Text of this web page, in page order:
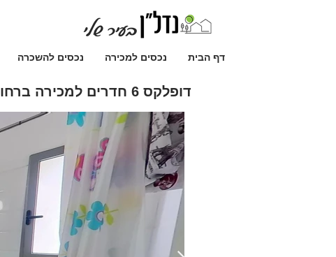
דף הבית נכסים למכירה נכסים להשכרה
דופלקס 6 חדרים למכירה ברחובות